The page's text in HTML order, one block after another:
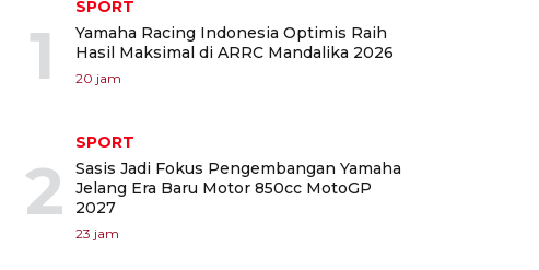
1
SPORT
Yamaha Racing Indonesia Optimis Raih
Hasil Maksimal di ARRC Mandalika 2026
20 jam
2
SPORT
Sasis Jadi Fokus Pengembangan Yamaha
Jelang Era Baru Motor 850cc MotoGP
2027
23 jam